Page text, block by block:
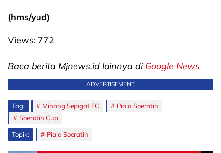
(hms/yud)
Views: 772
Baca berita Mjnews.id lainnya di Google News
ADVERTISEMENT
Tag: Minang Sejagat FC
Piala Soeratin
Soeratin Cup
Topik: Piala Soeratin